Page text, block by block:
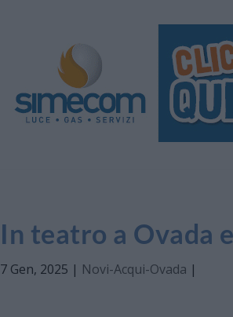
In teatro a Ovada
7 Gen, 2025 | Novi-Acqui-Ovada |